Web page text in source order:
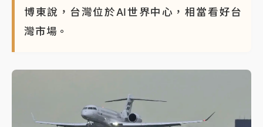
博東說，台灣位於AI世界中心，相當看好台
灣市場。